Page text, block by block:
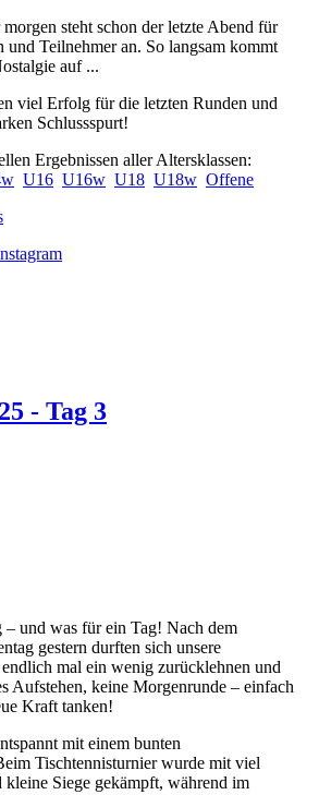
steht schon der letzte Abend für
und Teilnehmer an. So langsam kommt
auf ...
viel Erfolg für die letzten Runden und
Schlussspurt!
Ergebnissen aller Altersklassen:
U16 U16w U18 U18w Offene
- Tag 3
und was für ein Tag! Nach dem
gestern durften sich unsere
mal ein wenig zurücklehnen und
Aufstehen, keine Morgenrunde – einfach
Kraft tanken!
mit einem bunten
Tischtennisturnier wurde mit viel
Siege gekämpft, während im